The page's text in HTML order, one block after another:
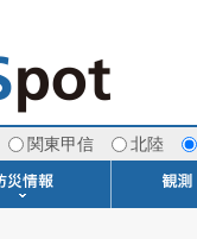
関東甲信 北陸